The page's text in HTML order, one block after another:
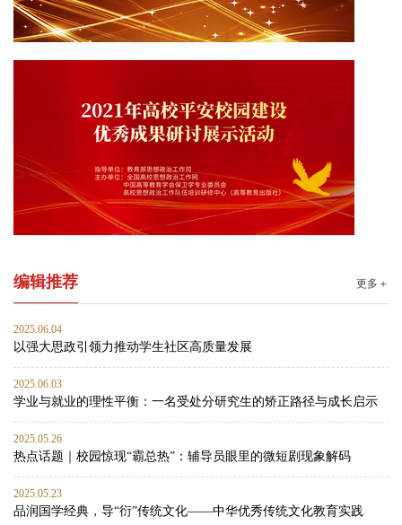
编辑推荐 更多＋
2025.06.04
以强大思政引领力推动学生社区高质量发展
2025.06.03
学业与就业的理性平衡：一名受处分研究生的矫正路径与成长启示
2025.05.26
热点话题｜校园惊现“霸总热”：辅导员眼里的微短剧现象解码
2025.05.23
品润国学经典，导“衍”传统文化——中华优秀传统文化教育实践